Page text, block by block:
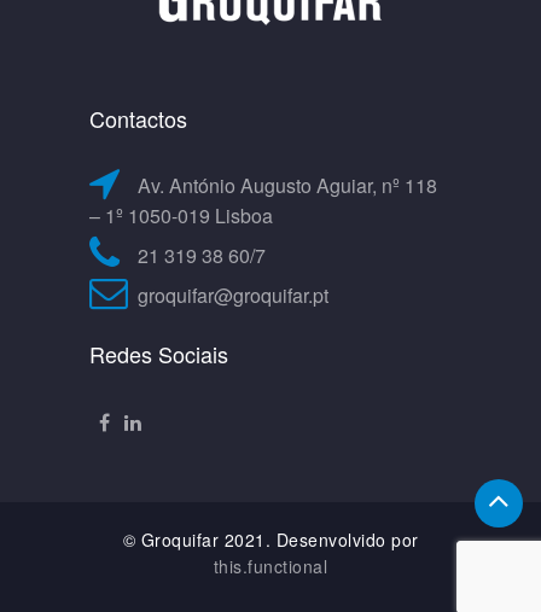
Contactos
Av. António Augusto Aguiar, nº 118
– 1º 1050-019 Lisboa
21 319 38 60/7
groquifar@groquifar.pt
Redes Sociais
© Groquifar 2021. Desenvolvido por
this.functional